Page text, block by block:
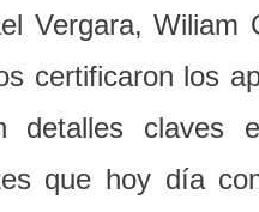
Vergara, Wiliam
certificaron los
detalles claves
que hoy día